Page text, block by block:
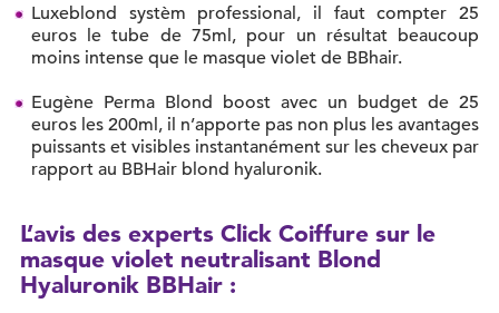
Luxeblond systèm professional, il faut compter 25
euros le tube de 75ml, pour un résultat beaucoup
moins intense que le masque violet de BBhair.
Eugène Perma Blond boost avec un budget de 25
euros les 200ml, il n’apporte pas non plus les avantages
puissants et visibles instantanément sur les cheveux par
rapport au BBHair blond hyaluronik.
L’avis des experts Click Coiffure sur le
masque violet neutralisant Blond
Hyaluronik BBHair :